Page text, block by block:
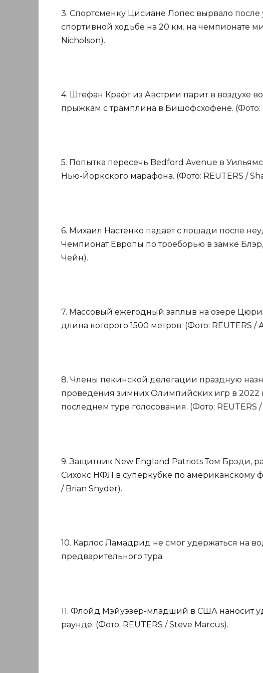
3. Спортсменку Цисиане Лопес вырвало после
спортивной ходьбе на 20 км. на чемпионате
Nicholson).
4. Штефан Крафт из Австрии парит в воздухе
прыжкам с трамплина в Бишофсхофене. (Фото:
5. Попытка пересечь Bedford Avenue в
Нью-Йоркского марафона. (Фото: REUTERS /
6. Михаил Настенко падает с лошади после
Чемпионат Европы по троеборью в замке
Чейн).
7. Массовый ежегодный заплыв на озере
длина которого 1500 метров. (Фото: REUTERS
8. Члены пекинской делегации праздную
проведения зимних Олимпийских игр в 2022
последнем туре голосования. (Фото: REUTERS /
9. Защитник New England Patriots Том Брэди,
Сихокс НФЛ в суперкубке по американскому
/ Brian Snyder).
10. Карлос Ламадрид не смог удержаться на
предварительного тура.
11. Флойд Мэйуэзер-младший в США наносит
раунде. (Фото: REUTERS / Steve Marcus).